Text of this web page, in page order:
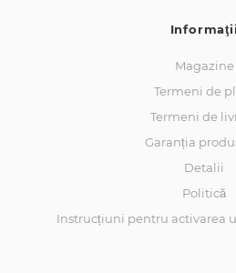
Informaţii
Magazine
Termeni de
Termeni de
Garanția
Detalii
Politică
Instrucțiuni pentru activarea